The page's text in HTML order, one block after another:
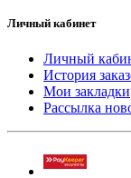
Личный кабинет
Личный
История
Мои закладки
Рассылка